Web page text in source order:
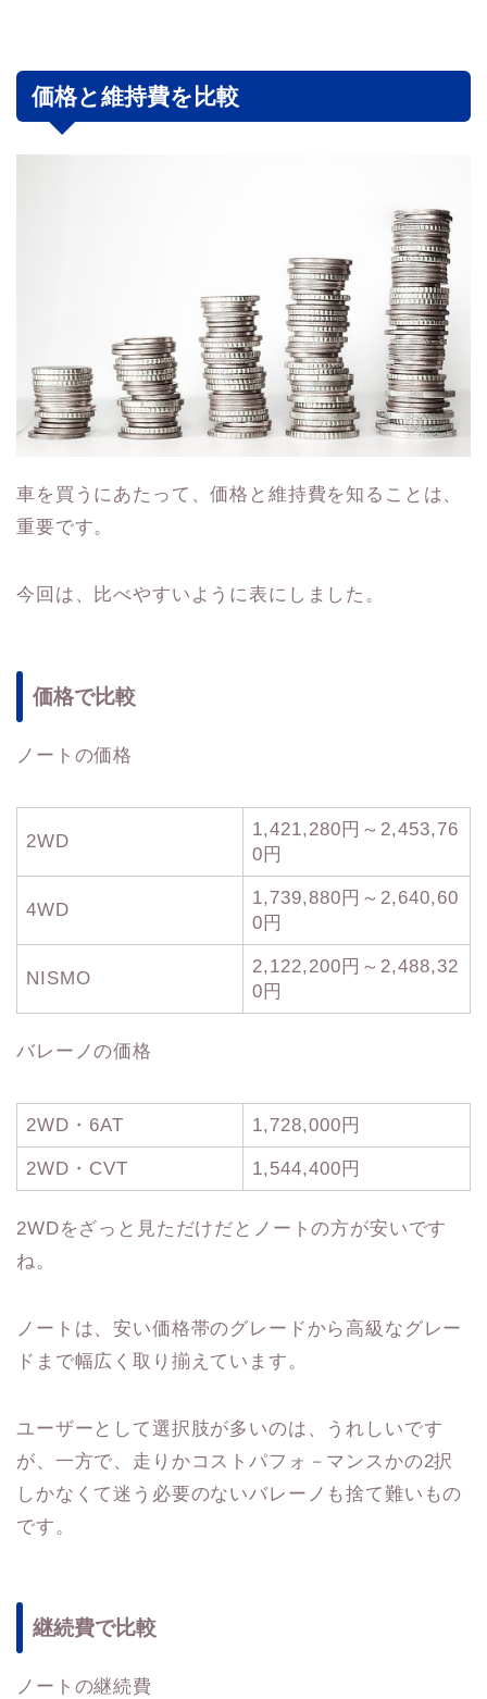
価格と維持費を比較
車を買うにあたって、価格と維持費を知ることは、
重要です。
今回は、比べやすいように表にしました。
価格で比較
ノートの価格
2WD
1,421,280円～2,453,76
0円
4WD
1,739,880円～2,640,60
0円
NISMO
2,122,200円～2,488,32
0円
バレーノの価格
2WD・6AT 1,728,000円
2WD・CVT 1,544,400円
2WDをざっと見ただけだとノートの方が安いです
ね。
ノートは、安い価格帯のグレードから高級なグレー
ドまで幅広く取り揃えています。
ユーザーとして選択肢が多いのは、うれしいです
が、一方で、走りかコストパフォ－マンスかの2択
しかなくて迷う必要のないバレーノも捨て難いもの
です。
継続費で比較
ノートの継続費